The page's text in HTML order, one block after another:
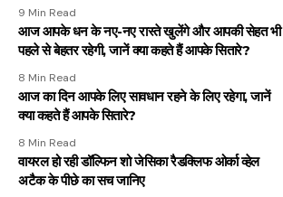
9 Min Read
आज आपके धन के नए-नए रास्ते खुलेंगे और आपकी सेहत भी
पहले से बेहतर रहेगी, जानें क्या कहते हैं आपके सितारे?
8 Min Read
आज का दिन आपके लिए सावधान रहने के लिए रहेगा, जानें
क्या कहते हैं आपके सितारे?
8 Min Read
वायरल हो रही डॉल्फिन शो जेसिका रैडक्लिफ ओर्का व्हेल
अटैक के पीछे का सच जानिए